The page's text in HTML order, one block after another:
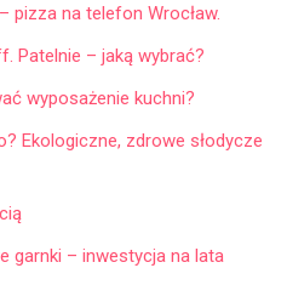
pizza na telefon Wrocław.
Patelnie – jaką wybrać?
wyposażenie kuchni?
Ekologiczne, zdrowe słodycze
garnki – inwestycja na lata